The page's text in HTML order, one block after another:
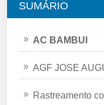
SUMÁRIO
AC BAMBUI
AGF JOSE
Rastreamento